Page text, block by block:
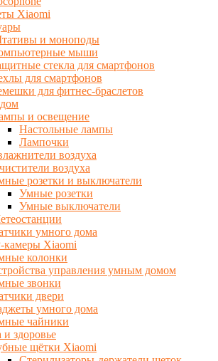
Xiaomi
и моноподы
мыши
стекла для смартфонов
для смартфонов
для фитнес-браслетов
и освещение
Настольные лампы
Лампочки
воздуха
воздуха
розетки и выключатели
Умные розетки
Умные выключатели
умного дома
камеры Xiaomi
колонки
управления умным домом
звонки
двери
умного дома
чайники
и здоровье
щётки Xiaomi